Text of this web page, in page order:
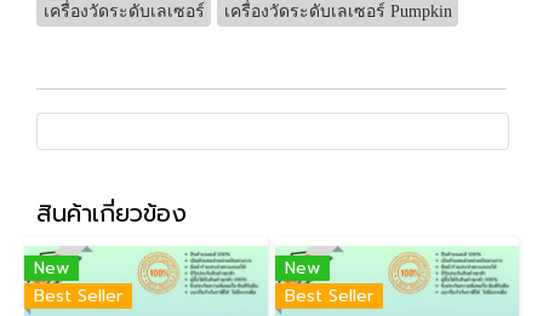
เครื่องวัดระดับเลเซอร์ เครื่องวัดระดับเลเซอร์ Pumpkin
สินค้าเกี่ยวข้อง
New
Best Seller
New
Best Seller